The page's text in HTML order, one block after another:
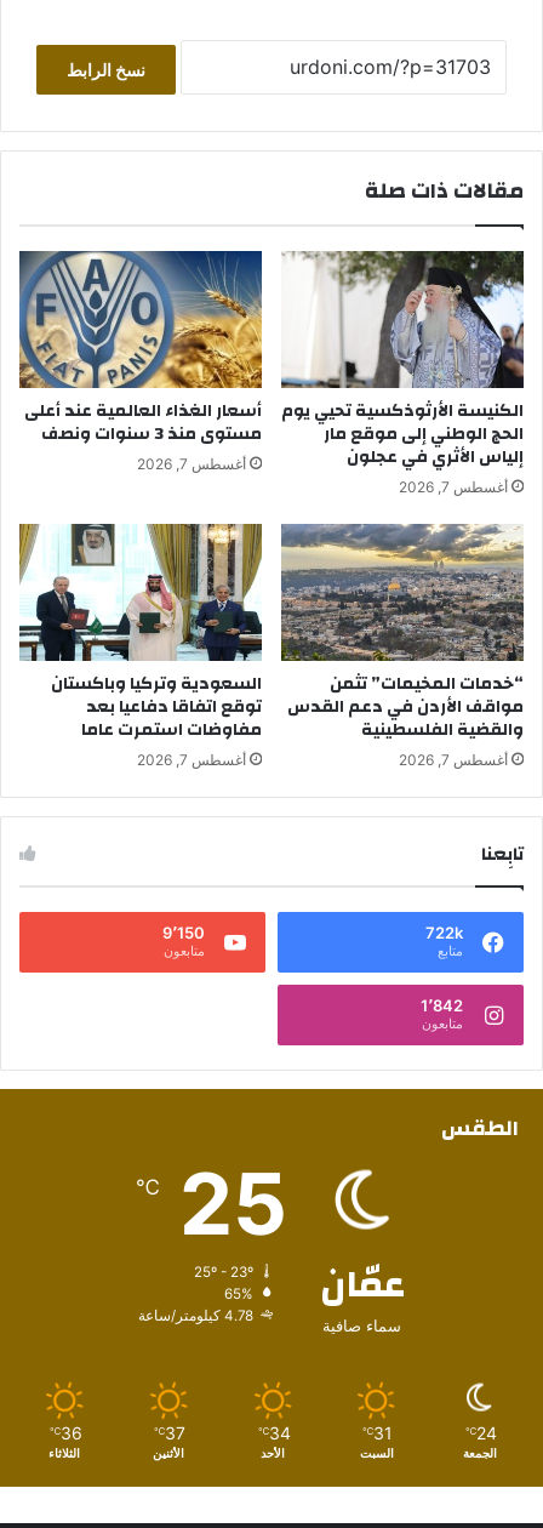
نسخ الرابط
مقالات ذات صلة
الكنيسة الأرثوذكسية تحيي يوم
الحج الوطني إلى موقع مار
إلياس الأثري في عجلون
أغسطس 7, 2026
أسعار الغذاء العالمية عند أعلى
مستوى منذ 3 سنوات ونصف
أغسطس 7, 2026
“خدمات المخيمات” تثمن
مواقف الأردن في دعم القدس
والقضية الفلسطينية
أغسطس 7, 2026
السعودية وتركيا وباكستان
توقع اتفاقا دفاعيا بعد
مفاوضات استمرت عاما
أغسطس 7, 2026
تابِعنا
722k
متابع
9٬150
متابعون
1٬842
متابعون
الطقس
عمّان
سماء صافية
25
℃
65%
4.78 كيلومتر/ساعة
24
℃
الجمعة
31
℃
السبت
34
℃
الأحد
37
℃
الأثنين
36
℃
الثلاثاء